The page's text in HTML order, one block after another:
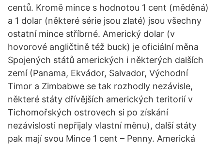
centů. Kromě mince s hodnotou 1 cent (měděná)
a 1 dolar (některé série jsou zlaté) jsou všechny
ostatní mince stříbrné. Americký dolar (v
hovorové angličtině též buck) je oficiální měna
Spojených států amerických i některých dalších
zemí (Panama, Ekvádor, Salvador, Východní
Timor a Zimbabwe se tak rozhodly nezávisle,
některé státy dřívějších amerických teritorií v
Tichomořských ostrovech si po získání
nezávislosti nepřijaly vlastní měnu), další státy
pak mají svou Mince 1 cent – Penny. Americká